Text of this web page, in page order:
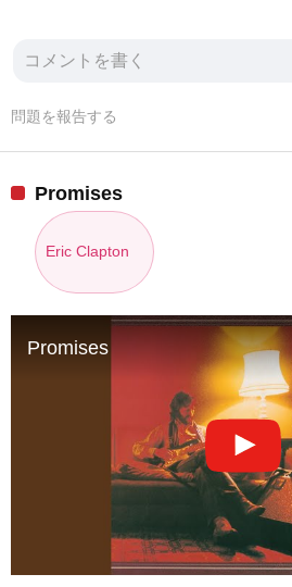
問題を報告する
Promises
Eric Clapton
Promises